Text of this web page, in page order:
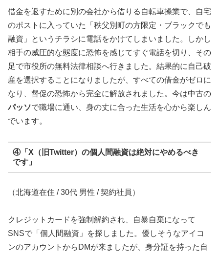
借金を返すために別の会社から借りる自転車操業で、自宅
のポストに入っていた「秩父別町の方限定・ブラックでも
融資」というチラシに電話をかけてしまいました。しかし
相手の威圧的な態度に恐怖を感じてすぐ電話を切り、その
足で市役所の無料法律相談へ行きました。結果的に自己破
産を選択することになりましたが、すべての借金がゼロに
なり、督促の恐怖から完全に解放されました。今は中古の
パッソで職場に通い、身の丈に合った生活を心から楽しん
でいます。
④「X（旧Twitter）の個人間融資は絶対にやめるべき
です」
（北海道在住 / 30代 男性 / 契約社員）
クレジットカードを強制解約され、自暴自棄になって
SNSで「個人間融資」を探しました。優しそうなアイコ
ンのアカウントからDMが来ましたが、身分証を持った自